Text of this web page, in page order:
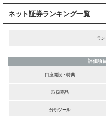
ネット証券ランキング一覧
ラ
評価項
口座開設・特典
取扱商品
分析ツール